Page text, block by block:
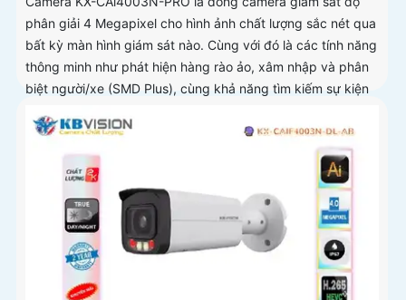
phân giải 4 Megapixel cho hình ảnh chất lượng sắc nét qua
bất kỳ màn hình giám sát nào. Cùng với đó là các tính năng
thông minh như phát hiện hàng rào ảo, xâm nhập và phân
biệt người/xe (SMD Plus), cùng khả năng tìm kiếm sự kiện